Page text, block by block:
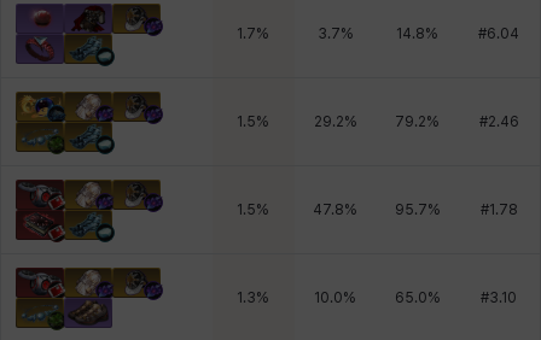
1.7% 3.7% 14.8% #6.04
1.5% 29.2% 79.2% #2.46
1.5% 47.8% 95.7% #1.78
1.3% 10.0% 65.0% #3.10